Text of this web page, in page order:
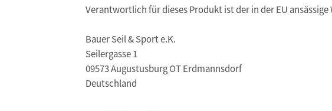
Verantwortlich für dieses Produkt ist der in der EU
Bauer Seil & Sport e.K.
Seilergasse 1
09573 Augustusburg OT Erdmannsdorf
Deutschland